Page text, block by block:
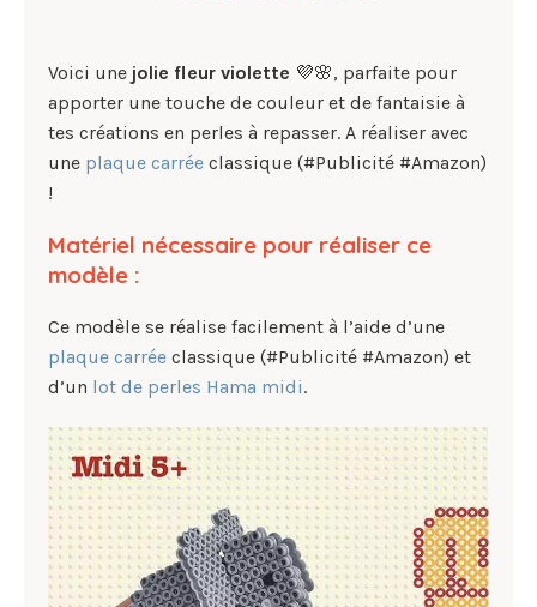
Voici une jolie fleur violette 💜🌸, parfaite pour
apporter une touche de couleur et de fantaisie à
tes créations en perles à repasser. A réaliser avec
une plaque carrée classique (#Publicité #Amazon)
!
Matériel nécessaire pour réaliser ce
modèle :
Ce modèle se réalise facilement à l’aide d’une
plaque carrée classique (#Publicité #Amazon) et
d’un lot de perles Hama midi.